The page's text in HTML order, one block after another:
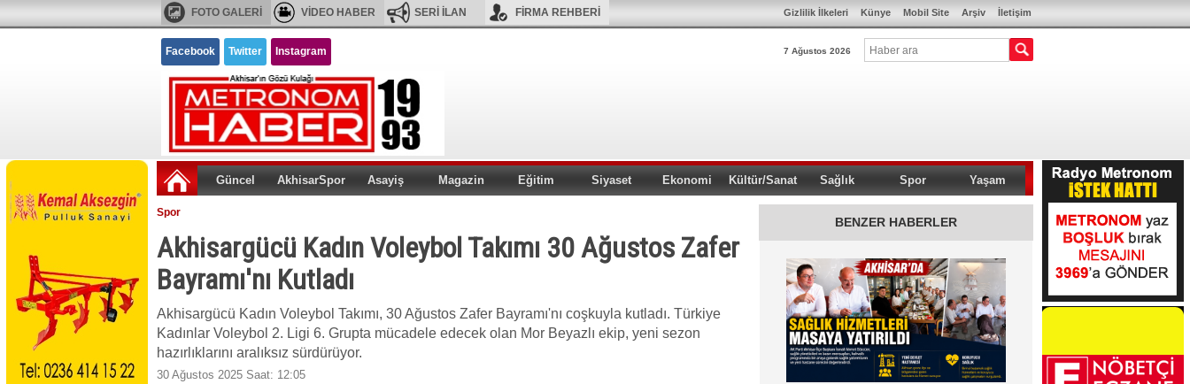
FOTO GALERİ VİDEO HABER SERİ İLAN FİRMA REHBERİ İletişim
Arşiv
Mobil Site
Künye
Gizlilik İlkeleri
Facebook Twitter Instagram 7 Ağustos 2026
Güncel AkhisarSpor Asayiş Magazin Eğitim Siyaset Ekonomi Kültür/Sanat Sağlık Spor Yaşam
BENZER HABERLER
Spor
Akhisargücü Kadın Voleybol Takımı 30 Ağustos Zafer
Bayramı'nı Kutladı
Akhisargücü Kadın Voleybol Takımı, 30 Ağustos Zafer Bayramı'nı coşkuyla kutladı. Türkiye
Kadınlar Voleybol 2. Ligi 6. Grupta mücadele edecek olan Mor Beyazlı ekip, yeni sezon
hazırlıklarını aralıksız sürdürüyor.
30 Ağustos 2025 Saat: 12:05